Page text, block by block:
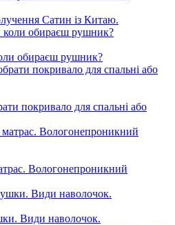
Сатин із Китаю.
обираєш рушник?
покривало для спальні або
Вологонепроникний
Види наволочок.